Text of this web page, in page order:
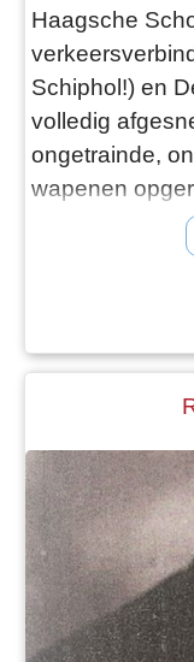
Haagsche
Schiphol!) en
volledig
ongetrainde,
wapenen
bonden de
De verliezen
plaats.